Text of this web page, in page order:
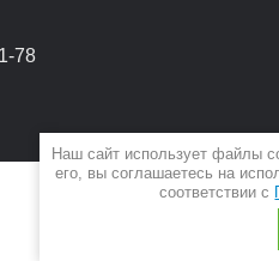
Наш сайт использует файлы
его, вы соглашаетесь на
соответствии с
78